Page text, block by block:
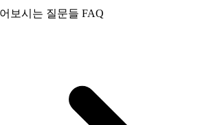
보시는 질문들 FAQ